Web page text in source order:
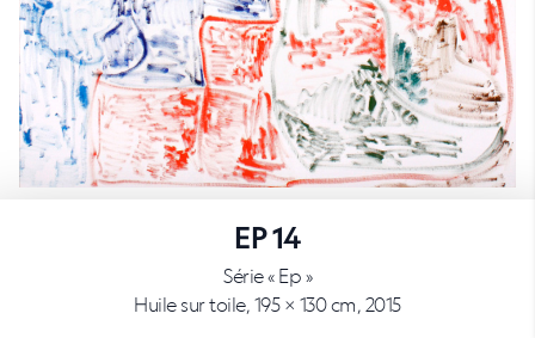
EP 14
Série « Ep »
Huile sur toile, 195 × 130 cm, 2015